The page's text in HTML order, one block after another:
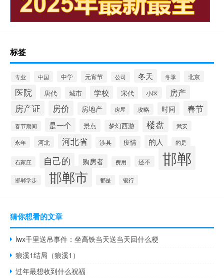
标签
专业 中国 中学 元宵节 公司 冬天 冬季 北京
医院 唐代 城市 学校 宋代 小区 房产
房产证 房价 房地产 房屋 攻略 时间 春节
春节期间 是一个 景点 梦幻西游 楼盘 武安
永年 河北 河北省 涉县 疫情 的人 的是
石家庄 自己的 购房者 费用 还不 邯郸
邯郸学步 邯郸市 都是 银行
猜你想看的文章
lwx千里送吊事件：坐高铁当天送当天回什么梗
狼溪1结局（狼溪1）
过年最想收到什么祝福